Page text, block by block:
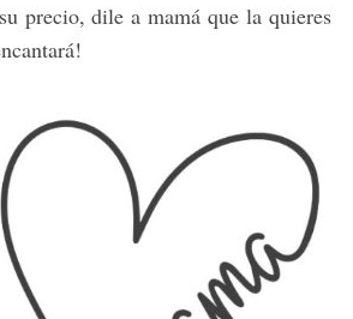
precio, dile a mamá que la quieres